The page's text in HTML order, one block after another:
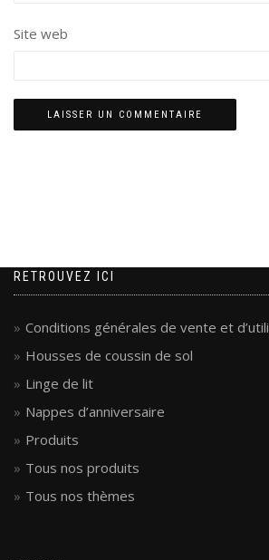
Site web
RETROUVEZ ICI
Conditions générales de vente et
Housses de coussin de sol
Linge de lit
Nappes d’anniversaire
Produits
Tous nos produits
Tous nos thèmes